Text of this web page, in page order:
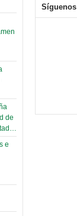
de
e
Síguenos